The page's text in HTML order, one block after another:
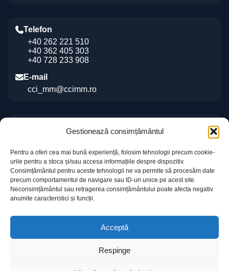
Gestionează consimțământul
Pentru a oferi cea mai bună experiență, folosim tehnologii precum cookie-
urile pentru a stoca și/sau accesa informațiile despre dispozitiv.
Consimțământul pentru aceste tehnologii ne va permite să procesăm date
precum comportamentul de navigare sau ID-uri unice pe acest site.
Neconsimțământul sau retragerea consimțământului poate afecta negativ
anumite caracteristici și funcții.
Acceptă
Respinge
Telefon
+40 262 221 510
+40 362 405 303
+40 728 233 908
E-mail
cci_mm@ccimm.ro
Indicații de orientare
Centrul de Instruire și Marketing al CCI Maramureș
„Gheorghe Marcaș”